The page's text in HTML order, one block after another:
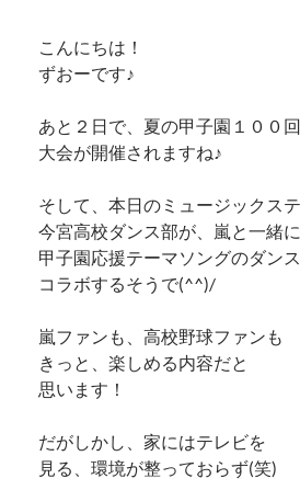
こんにちは！
ずおーです♪
あと２日で、夏の甲子園１００
大会が開催されますね♪
そして、本日のミュージックス
今宮高校ダンス部が、嵐と一緒に
甲子園応援テーマソングのダン
コラボするそうで(^^)/
嵐ファンも、高校野球ファンも
きっと、楽しめる内容だと
思います！
だがしかし、家にはテレビを
見る、環境が整っておらず(笑)